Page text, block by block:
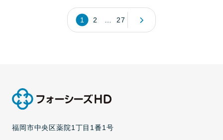
1 2 27
福岡市中央区薬院1丁目1番1号